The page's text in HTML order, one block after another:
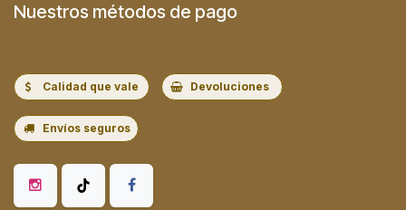
Nuestros métodos de pago
Calidad que vale Devoluciones
Envíos seguros